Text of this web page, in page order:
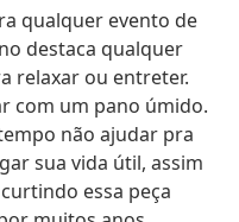
qualquer evento de
destaca qualquer
relaxar ou entreter.
com um pano úmido.
não ajudar pra
sua vida útil, assim
essa peça